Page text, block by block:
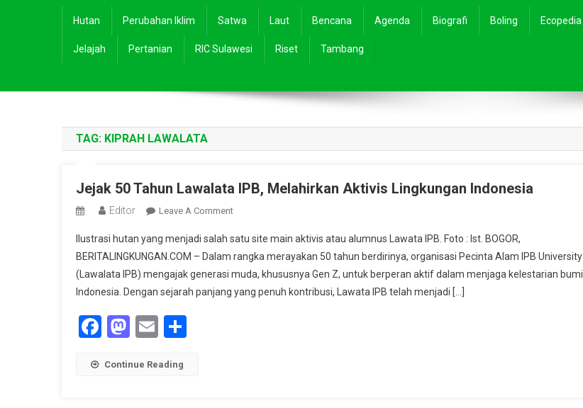
Hutan Perubahan Iklim Satwa Laut Bencana Agenda Biografi Boling Ecopedia
Jelajah Pertanian RIC Sulawesi Riset Tambang
TAG: KIPRAH LAWALATA
Jejak 50 Tahun Lawalata IPB, Melahirkan Aktivis Lingkungan Indonesia
Editor Leave A CommentOn
50
Tahun
Lawalata
IPB,
Ilustrasi hutan yang menjadi salah satu site main aktivis atau alumnus Lawata IPB. Foto : Ist. BOGOR,
BERITALINGKUNGAN.COM – Dalam rangka merayakan 50 tahun berdirinya, organisasi Pecinta Alam IPB University
(Lawalata IPB) mengajak generasi muda, khususnya Gen Z, untuk berperan aktif dalam menjaga kelestarian bumi
Indonesia. Dengan sejarah panjang yang penuh kontribusi, Lawata IPB telah menjadi […]
Facebook
Mastodon
Email
Continue Reading